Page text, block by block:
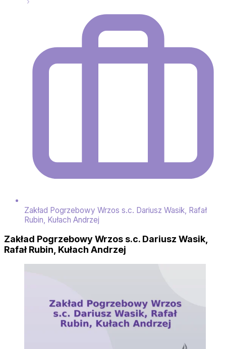
Zakład Pogrzebowy Wrzos s.c. Dariusz Wasik, Rafał
Rubin, Kułach Andrzej
Zakład Pogrzebowy Wrzos s.c. Dariusz Wasik,
Rafał Rubin, Kułach Andrzej